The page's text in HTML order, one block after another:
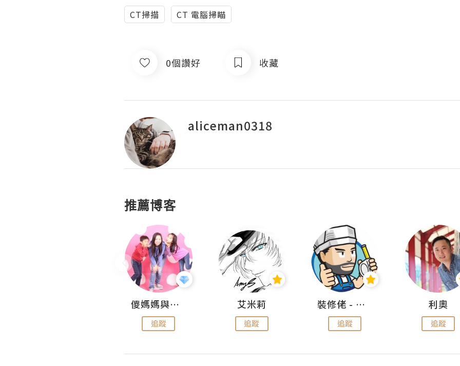
CT掃描 CT 電腦掃瞄
0個讚好 收藏
aliceman0318
推薦博客
儍媽媽與兩隻小魔怪之家
追蹤
艾米莉
追蹤
裝修佬 - 香港一站式網上裝修平台
追蹤
利奧
追蹤